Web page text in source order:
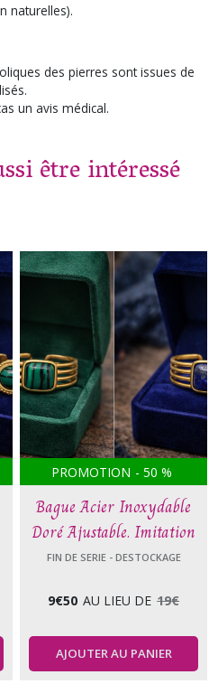
naturelles).
des pierres sont issues de
un avis médical.
être intéressé
PROMOTION - 50 %
Bague Acier Inoxydable
Doré Ajustable. Imitation
Malachite ou Lapis Lazuli
FIN DE SERIE - DESTOCKAGE
9€50 AU LIEU DE 19€
AJOUTER AU PANIER